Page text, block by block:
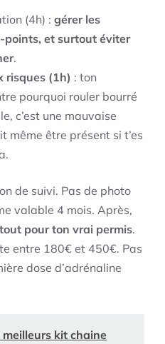
(4h) : gérer les
points, et surtout éviter
.
risques (1h) : ton
pourquoi rouler bourré
c’est une mauvaise
même être présent si t’es
de suivi. Pas de photo
valable 4 mois. Après,
tout pour ton vrai permis.
entre 180€ et 450€. Pas
dose d’adrénaline
meilleurs kit chaine